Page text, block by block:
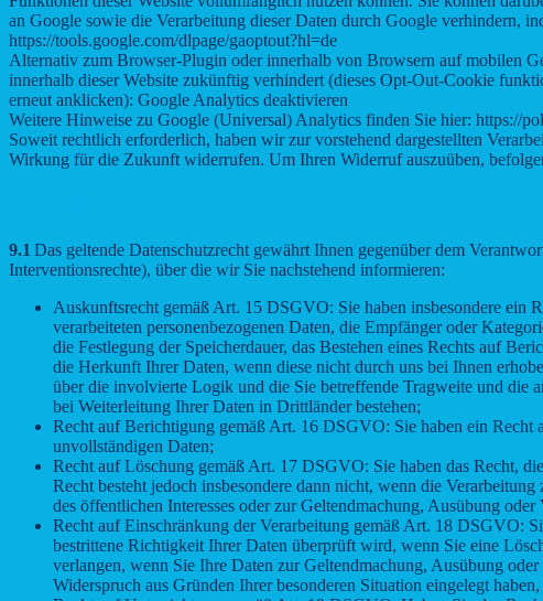
an Google sowie die Verarbeitung dieser Daten durch Google verhindern,
https://tools.google.com/dlpage/gaoptout?hl=de
Alternativ zum Browser-Plugin oder innerhalb von Browsern auf mobilen
innerhalb dieser Website zukünftig verhindert (dieses Opt-Out-Cookie
erneut anklicken): Google Analytics deaktivieren
Weitere Hinweise zu Google (Universal) Analytics finden Sie hier: https://
Soweit rechtlich erforderlich, haben wir zur vorstehend dargestellten
Wirkung für die Zukunft widerrufen. Um Ihren Widerruf auszuüben,
9.1 Das geltende Datenschutzrecht gewährt Ihnen gegenüber dem
Interventionsrechte), über die wir Sie nachstehend informieren:
Auskunftsrecht gemäß Art. 15 DSGVO: Sie haben insbesondere ein
verarbeiteten personenbezogenen Daten, die Empfänger oder
die Festlegung der Speicherdauer, das Bestehen eines Rechts auf
die Herkunft Ihrer Daten, wenn diese nicht durch uns bei Ihnen
über die involvierte Logik und die Sie betreffende Tragweite und die
bei Weiterleitung Ihrer Daten in Drittländer bestehen;
Recht auf Berichtigung gemäß Art. 16 DSGVO: Sie haben ein
unvollständigen Daten;
Recht auf Löschung gemäß Art. 17 DSGVO: Sie haben das Recht,
Recht besteht jedoch insbesondere dann nicht, wenn die
des öffentlichen Interesses oder zur Geltendmachung, Ausübung
Recht auf Einschränkung der Verarbeitung gemäß Art. 18 DSGVO:
bestrittene Richtigkeit Ihrer Daten überprüft wird, wenn Sie eine
verlangen, wenn Sie Ihre Daten zur Geltendmachung, Ausübung
Widerspruch aus Gründen Ihrer besonderen Situation eingelegt